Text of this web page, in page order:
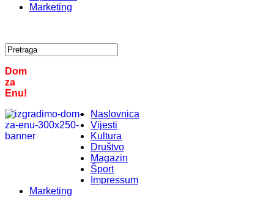
Marketing
Dom
za
Enu!
Naslovnica
Vijesti
Kultura
Društvo
Magazin
Šport
Impressum
Marketing